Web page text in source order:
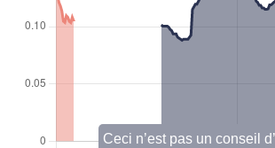
Ceci n’est pas un conseil